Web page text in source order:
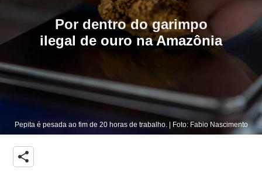
Por dentro do garimpo
ilegal de ouro na Amazônia
Pepita é pesada ao fim de 20 horas de trabalho. | Foto: Fabio Nascimento
share